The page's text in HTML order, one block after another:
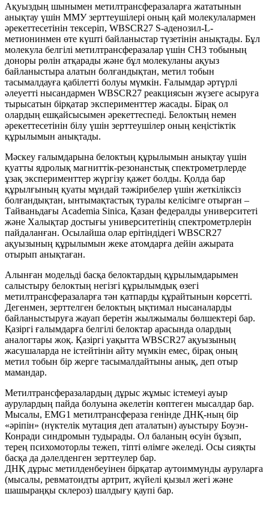
Ақуыздың шынымен метилтрансферазаларға жататынын
анықтау үшін ММУ зерттеушілері оның қай молекулалармен
әрекеттесетінін тексеріп, WBSCR27 S-аденозил-L-
метионинмен өте күшті байланыстар түзетінін анықтады. Бұл
молекула белгілі метилтрансферазалар үшін CH3 тобының
доноры рөлін атқарады және бұл молекуланы ақуыз
байланыстыра алатын болғандықтан, метил тобын
тасымалдауға қабілетті болуы мүмкін. Ғалымдар әртүрлі
әлеуетті нысандармен WBSCR27 реакциясын жүзеге асыруға
тырысатын бірқатар эксперименттер жасады. Бірақ ол
олардың ешқайсысымен әрекеттеспеді. Белоктың немен
әрекеттесетінін білу үшін зерттеушілер оның кеңістіктік
құрылымын анықтады.
Мәскеу ғалымдарына белоктың құрылымын анықтау үшін
қуатты ядролық магниттік-резонанстық спектрометрлерде
ұзақ эксперименттер жүргізу қажет болды. Қолда бар
құрылғының қуаты мұндай тәжірибелер үшін жеткіліксіз
болғандықтан, ынтымақтастық туралы келісімге отырған –
Тайваньдағы Academia Sinica, Қазан федералды университеті
және Халықтар достығы университетінің спектрометрлерін
пайдаланған. Осылайша олар ерітіндідегі WBSCR27
ақуызының құрылымын жеке атомдарға дейін ажырата
отырып анықтаған.
Алынған модельді басқа белоктардың құрылымдарымен
салыстыру белоктың негізгі құрылымдық өзегі
метилтрансферазаларға тән қатпарды құрайтынын көрсетті.
Дегенмен, зерттелген белоктың ықтимал нысаналарды
байланыстыруға жауап беретін жылжымалы бөлшектері бар.
Қазіргі ғалымдарға белгілі белоктар арасында олардың
аналогтары жоқ. Қазіргі уақытта WBSCR27 ақуызының
жасушаларда не істейтінін айту мүмкін емес, бірақ оның
метил тобын бір жерге тасымалдайтыны анық, деп отыр
мамандар.
Метилтрансферазалардың дұрыс жұмыс істемеуі ауыр
аурулардың пайда болуына әкелетін көптеген мысалдар бар.
Мысалы, EMG1 метилтрансфераза генінде ДНҚ-ның бір
«әріпін» (нүктелік мутация деп аталатын) ауыстыру Боуэн-
Конради синдромын тудырады. Ол баланың өсуін бұзып,
терең психомоторлы тежеп, тіпті өлімге әкеледі. Осы сияқты
басқа да дәлелденген зерттеулер бар.
ДНҚ дұрыс метилденбеуінен бірқатар аутоиммунды ауруларға
(мысалы, ревматоидты артрит, жүйелі қызыл жегі және
шашыраңқы склероз) шалдығу қаупі бар.